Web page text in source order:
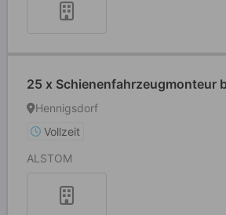
25 x Schienenfahrzeugmonteur
Hennigsdorf
Vollzeit
ALSTOM